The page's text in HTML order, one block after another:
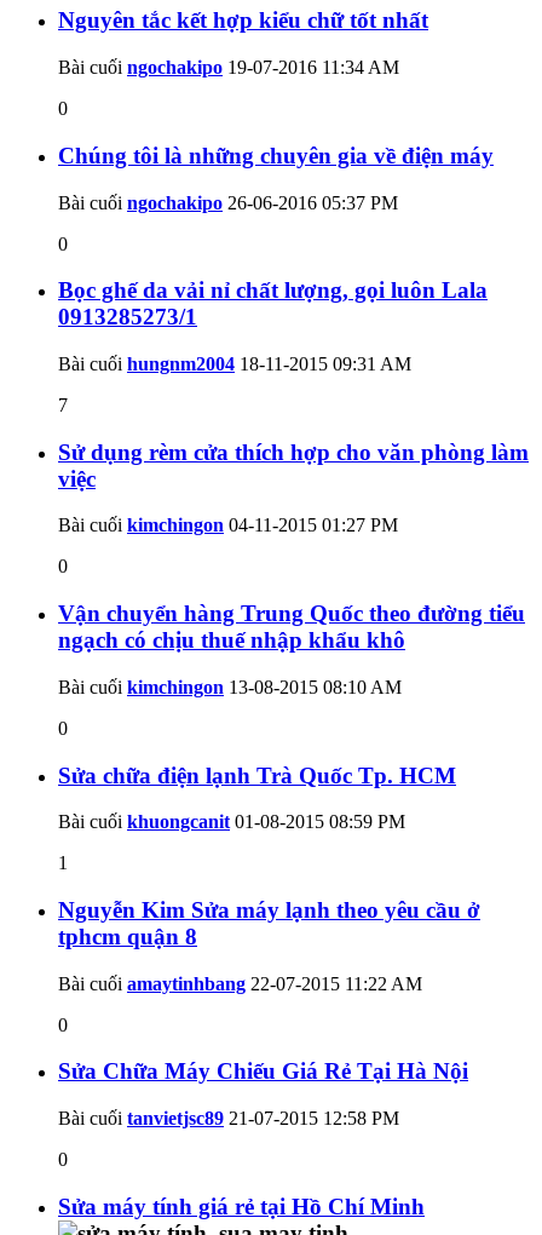
Nguyên tắc kết hợp kiểu chữ tốt nhất
Bài cuối ngochakipo 19-07-2016 11:34 AM
0
Chúng tôi là những chuyên gia về điện máy
Bài cuối ngochakipo 26-06-2016 05:37 PM
0
Bọc ghế da vải nỉ chất lượng, gọi luôn Lala
0913285273/1
Bài cuối hungnm2004 18-11-2015 09:31 AM
7
Sử dụng rèm cửa thích hợp cho văn phòng làm
việc
Bài cuối kimchingon 04-11-2015 01:27 PM
0
Vận chuyển hàng Trung Quốc theo đường tiểu
ngạch có chịu thuế nhập khẩu khô
Bài cuối kimchingon 13-08-2015 08:10 AM
0
Sửa chữa điện lạnh Trà Quốc Tp. HCM
Bài cuối khuongcanit 01-08-2015 08:59 PM
1
Nguyễn Kim Sửa máy lạnh theo yêu cầu ở
tphcm quận 8
Bài cuối amaytinhbang 22-07-2015 11:22 AM
0
Sửa Chữa Máy Chiếu Giá Rẻ Tại Hà Nội
Bài cuối tanvietjsc89 21-07-2015 12:58 PM
0
Sửa máy tính giá rẻ tại Hồ Chí Minh